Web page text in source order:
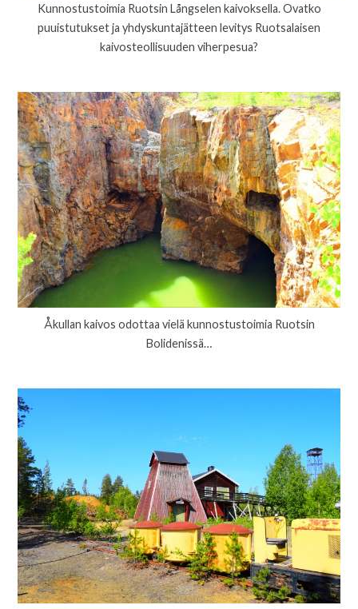
Kunnostustoimia Ruotsin Långselen kaivoksella. Ovatko
puuistutukset ja yhdyskuntajätteen levitys Ruotsalaisen
kaivosteollisuuden viherpesua?
Åkullan kaivos odottaa vielä kunnostustoimia Ruotsin
Bolidenissä…